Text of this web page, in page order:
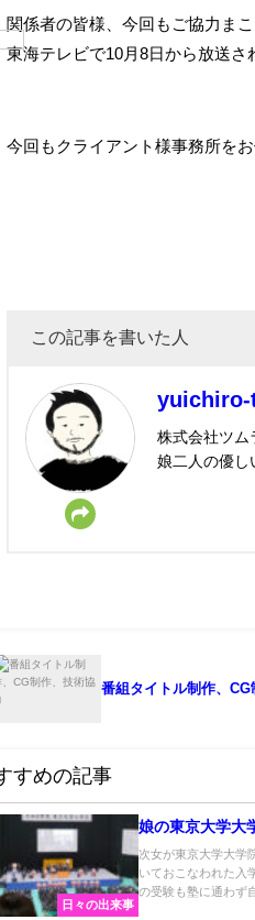
関係者の皆様、今回もご協力ま
東海テレビで10月8日から放送さ
今回もクライアント様事務所を
この記事を書いた人
yuichiro-
株式会社ツ
娘二人の優し
番組タイトル制作、CG
すめの記事
日々の出来事
娘の東京大学大
次女が東京大学大学
いておこなわれた入
の受験も塾に通わず